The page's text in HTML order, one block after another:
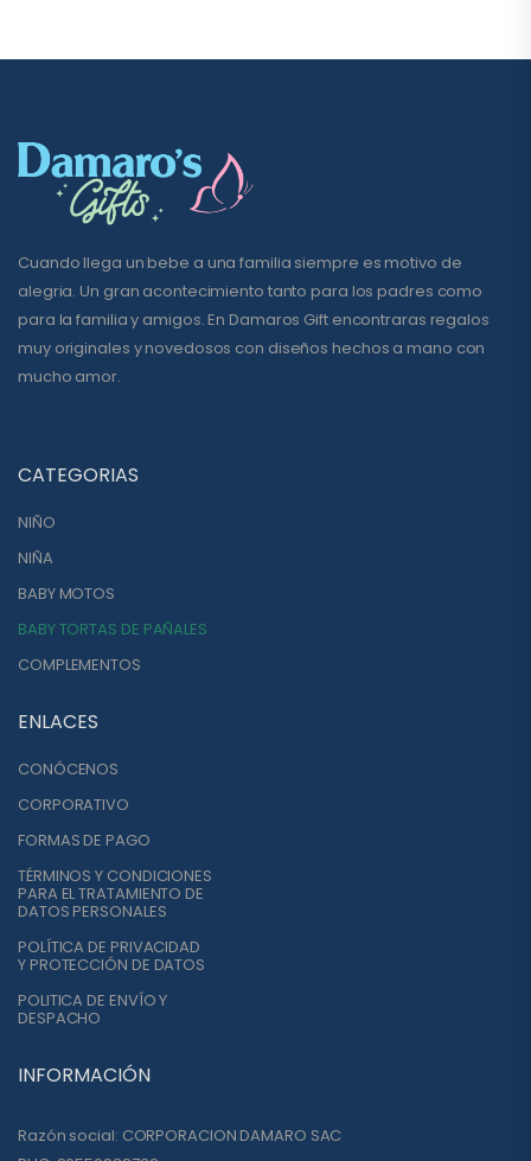
Cuando llega un bebe a una familia siempre es motivo de
alegria. Un gran acontecimiento tanto para los padres como
para la familia y amigos. En Damaros Gift encontraras regalos
muy originales y novedosos con diseños hechos a mano con
mucho amor.
CATEGORIAS
NIÑO
NIÑA
BABY MOTOS
BABY TORTAS DE PAÑALES
COMPLEMENTOS
ENLACES
CONÓCENOS
CORPORATIVO
FORMAS DE PAGO
TÉRMINOS Y CONDICIONES
PARA EL TRATAMIENTO DE
DATOS PERSONALES
POLÍTICA DE PRIVACIDAD
Y PROTECCIÓN DE DATOS
POLITICA DE ENVÍO Y
DESPACHO
INFORMACIÓN
Razón social: CORPORACION DAMARO SAC